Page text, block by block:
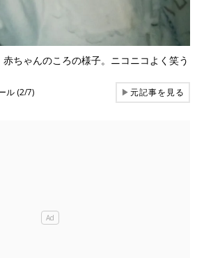
ちゃんのころの様子。ニコニコよく笑う
ル (2/7) ▶元記事を見る